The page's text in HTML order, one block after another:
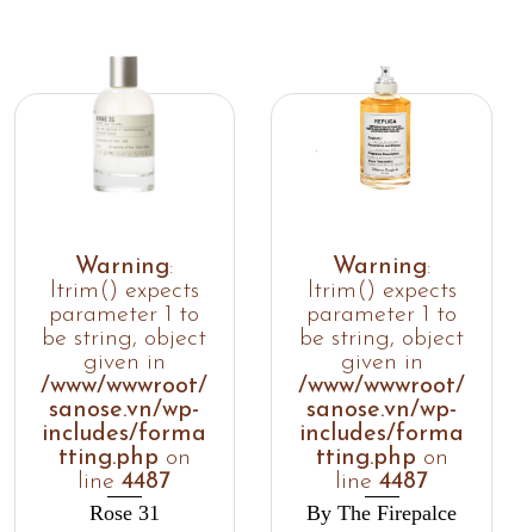
Warning:
ltrim() expects
parameter 1 to
be string, object
given in
/www/wwwroot/
sanose.vn/wp-
includes/forma
tting.php on
line4487
Rose 31
Warning:
ltrim() expects
parameter 1 to
be string, object
given in
/www/wwwroot/
sanose.vn/wp-
includes/forma
tting.php on
line4487
By The Firepalce